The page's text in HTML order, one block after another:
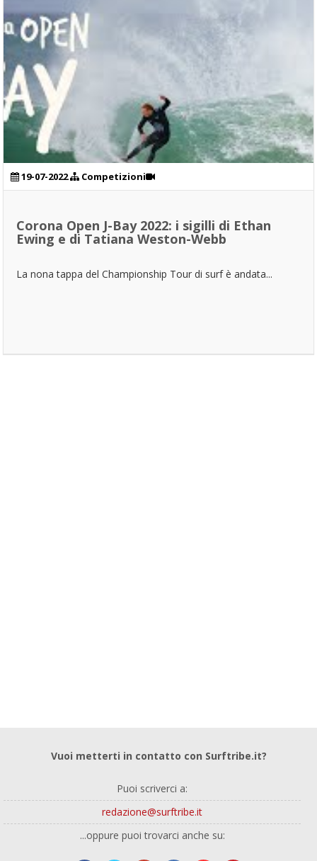
19-07-2022 Competizioni
Corona Open J-Bay 2022: i sigilli di Ethan
Ewing e di Tatiana Weston-Webb
La nona tappa del Championship Tour di surf è andata...
Vuoi metterti in contatto con Surftribe.it?
Puoi scriverci a:
redazione@surftribe.it
...oppure puoi trovarci anche su: